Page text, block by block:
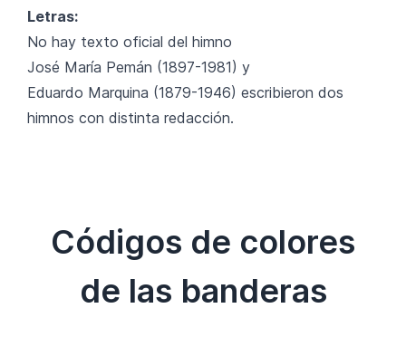
Letras:
No hay texto oficial del himno
José María Pemán (1897-1981) y
Eduardo Marquina (1879-1946) escribieron dos
himnos con distinta redacción.
Códigos de colores
de las banderas